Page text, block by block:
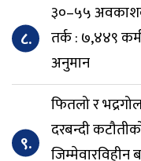
८.
३०–५५
तर्क : ७,४४९
अनुमान
९.
फितलो र
दरबन्दी
जिम्मेवारविहीन